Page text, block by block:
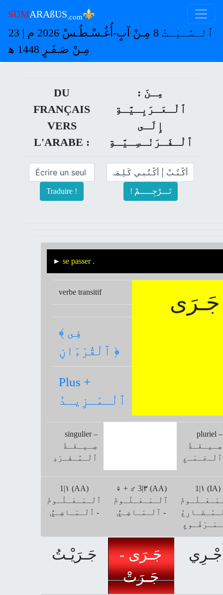
SƲMARAßƲS.com⚜
ٱلـسَّـبْـتُ 8 مِـنْ آبٍ-أُغُـسْـطُـسْ 2026 م | 23
مِـنْ صَـفَـرٍ 1448 ﻫ
DU
FRANÇAIS
VERS
L'ARABE :
: مِـنَ
ﭐلْـعَـرَبِـيَّـةِ
إِلَـى
ﭐلْـفَـرَنْـسِـيَّـةِ
Traduire ! ! تَـــرْجِـــــمْ
► se passer .
verbe transitif جَـرَى
﴾ فِى
ٱلْقُرْءَانِ ﴿
Plus +
ٱلْـمَـزِيـدُ
singulier –
صِـيـغَـةُ
ﭐلْـمُـفْـرَدِ
pluriel –
صِـيـغَـةُ
ﭐلْـجَـمْـعِ
1|۱ (AA)
ﭐلْـمَـعْـلُـومُ
- ﭐلْـمَـاضِـيُّ
♀ + ♂ 3|۳ (AA)
ﭐلْـمَـعْـلُـومُ
- ﭐلْـمَـاضِـيُّ
1|۱ (IA)
جَـرَيْـتُ
جَـرَى -
جَـرَتْ